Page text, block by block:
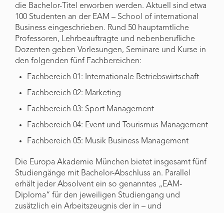
die Bachelor-Titel erworben werden. Aktuell sind etwa
100 Studenten an der EAM – School of international
Business eingeschrieben. Rund 50 hauptamtliche
Professoren, Lehrbeauftragte und nebenberufliche
Dozenten geben Vorlesungen, Seminare und Kurse in
den folgenden fünf Fachbereichen:
Fachbereich 01: Internationale Betriebswirtschaft
Fachbereich 02: Marketing
Fachbereich 03: Sport Management
Fachbereich 04: Event und Tourismus Management
Fachbereich 05: Musik Business Management
Die Europa Akademie München bietet insgesamt fünf
Studiengänge mit Bachelor-Abschluss an. Parallel
erhält jeder Absolvent ein so genanntes „EAM-
Diploma“ für den jeweiligen Studiengang und
zusätzlich ein Arbeitszeugnis der in – und